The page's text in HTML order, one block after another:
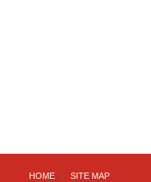
HOME SITE MAP